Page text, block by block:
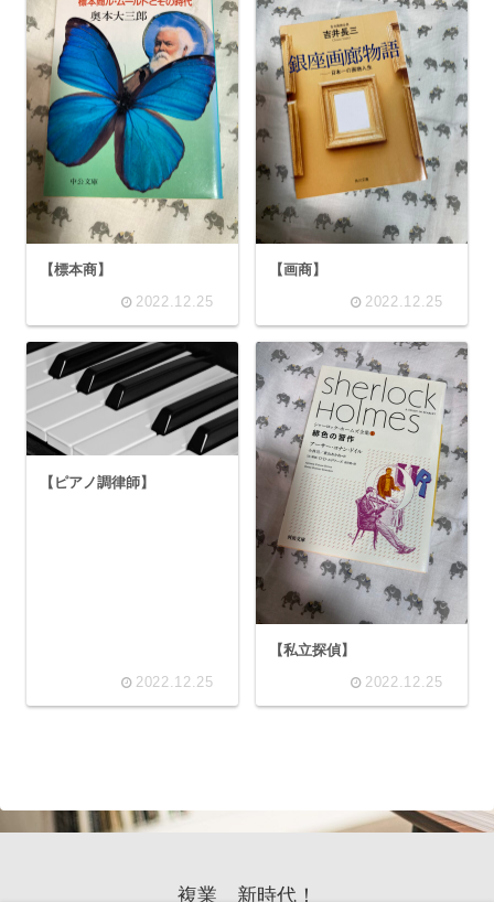
【標本商】
2022.12.25
【画商】
2022.12.25
【ピアノ調律師】
2022.12.25
【私立探偵】
2022.12.25
複業 新時代！